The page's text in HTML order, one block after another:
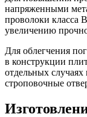
напряженными
проволоки класса
увеличению
Для облегчения
в конструкции
отдельных
строповочные